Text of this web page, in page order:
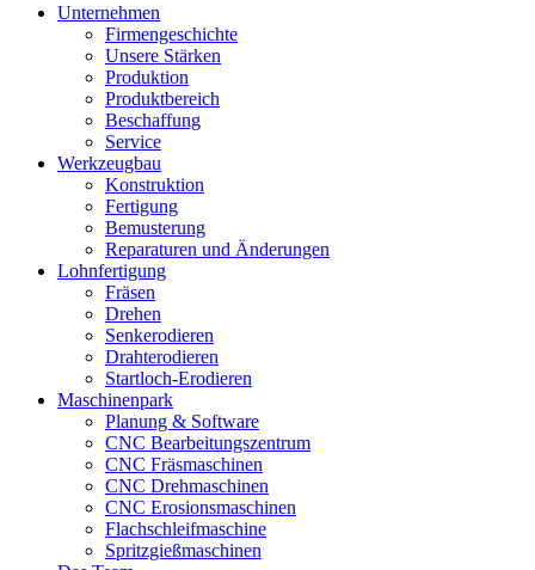
Unternehmen
Firmengeschichte
Unsere Stärken
Produktion
Produktbereich
Beschaffung
Service
Werkzeugbau
Konstruktion
Fertigung
Bemusterung
Reparaturen und Änderungen
Lohnfertigung
Fräsen
Drehen
Senkerodieren
Drahterodieren
Startloch-Erodieren
Maschinenpark
Planung & Software
CNC Bearbeitungszentrum
CNC Fräsmaschinen
CNC Drehmaschinen
CNC Erosionsmaschinen
Flachschleifmaschine
Spritzgießmaschinen